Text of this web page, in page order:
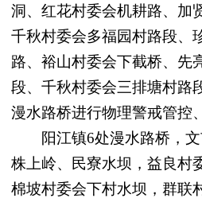
洞、红花村委会机耕路、加
千秋村委会多福园村路段、
路、裕山村委会下截桥、先
段、千秋村委会三排塘村路
漫水路桥进行物理警戒管控
阳江镇6处漫水路桥，文
株上岭、民寮水坝，益良村
棉坡村委会下村水坝，群联